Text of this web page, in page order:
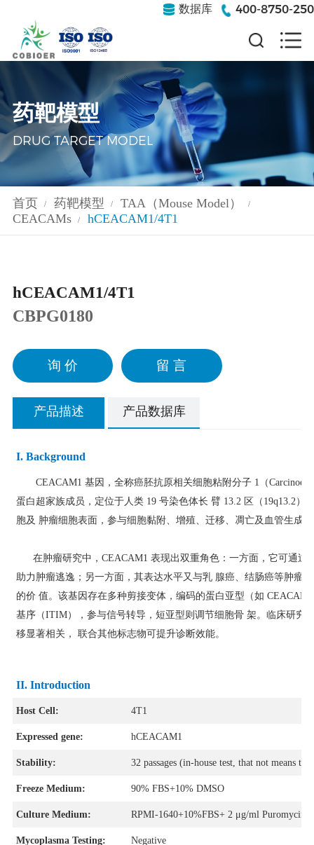
数据库 400-8750-250
药靶模型
DRUG TARGET MODEL
首页 / 药靶模型 / TAA（Mouse Model） /
CEACAMs / hCEACAM1/4T1
hCEACAM1/4T1
CBPG0180
询 价 留 言
产品描述 产品数据库
I. Background
CEACAM1 基因，全称癌胚抗原相关细胞粘附分子 1（
蛋白超家族成员，定位于人类 19 号染色体长 臂 13.2 区（19q13.2
胞及 肿瘤细胞表面，参与细胞黏附、增殖、迁移、凋亡及血管生成
在肿瘤研究中，CEACAM1 表现出双重角色：一方面，它可通过
助力肿瘤逃逸；另一方面，其表达水平又与乳 腺癌、结肠癌等肿瘤
的价 值。该基因存在多种剪接变体，编码的蛋白亚型（如
基序（ITIM），参与信号转导，短亚型则调节细胞骨 架。临床研究
移显著相关， 联合其他标志物可提升诊断效能。
II.Introduction
Host Cell: 4T1
Expressed gene: hCEACAM1
Stability: 32 passages (in-house test, that not means
Freeze Medium: 90% FBS+10% DMSO
Culture Medium: RPMI-1640+10%FBS+ 2 μg/ml Puromycin
Mycoplasma Testing: Negative